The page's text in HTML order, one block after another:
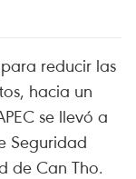
reducir las
hacia un
se llevó a
Seguridad
de Can Tho.